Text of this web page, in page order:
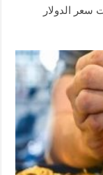
سعر الدولار